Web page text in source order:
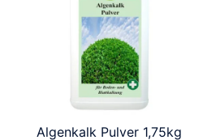
Algenkalk Pulver 1,75kg